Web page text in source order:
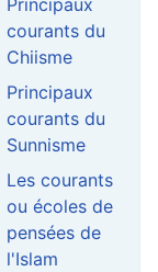
Principaux
courants du
Chiisme
Principaux
courants du
Sunnisme
Les courants
ou écoles de
pensées de
l'Islam